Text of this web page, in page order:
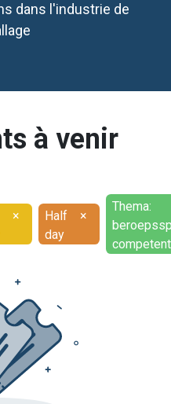
dans l'industrie de
à venir
×
Half
day
×
Thema: